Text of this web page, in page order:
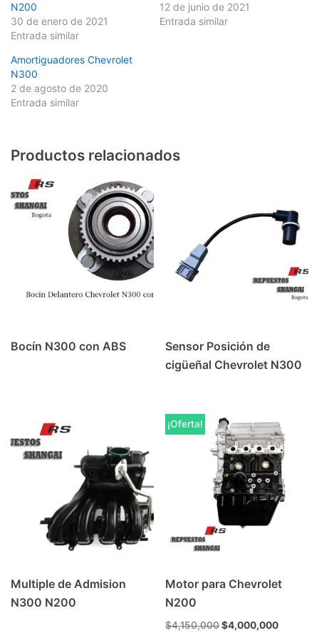
N200
30 de enero de 2021
Entrada similar
12 de junio de 2021
Entrada similar
Amortiguadores Chevrolet
N300
2 de agosto de 2020
Entrada similar
Productos relacionados
Bocín N300 con ABS
Sensor Posición de
cigüeñal Chevrolet N300
Multiple de Admision
N300 N200
¡Oferta!
Motor para Chevrolet
N200
$4,150,000$4,000,000